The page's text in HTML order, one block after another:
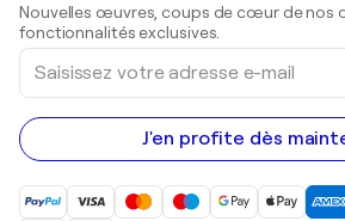
Peintures acryliques
Nouvelles œuvres, coups de cœur de nos
fonctionnalités exclusives.
Saisissez
votre
adresse
e-
mail
J'en profite dès